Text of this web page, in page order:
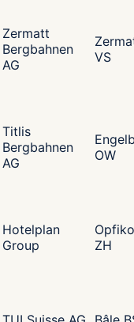
Zermatt
Bergbahnen
AG
VS
Titlis
Bergbahnen
AG
OW
Hotelplan
Group
ZH